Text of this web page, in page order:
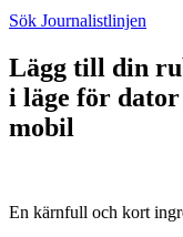
Sök Journalistlinjen
Lägg till din
i läge för
mobil
En kärnfull och kort